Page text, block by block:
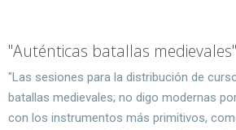
"Auténticas batallas medievales"
"Las sesiones para la distribución de
batallas medievales; no digo modernas
con los instrumentos más primitivos,